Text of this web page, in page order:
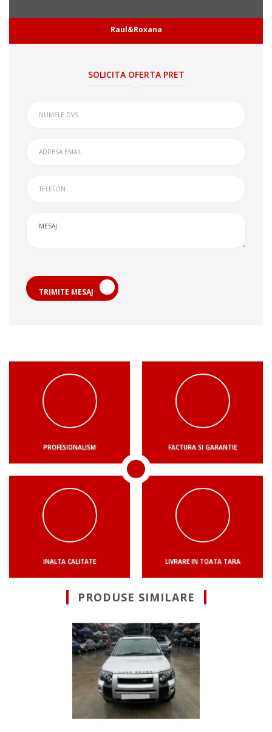
Raul&Roxana
SOLICITA OFERTA PRET
TRIMITE MESAJ
PROFESIONALISM FACTURA SI GARANTIE
INALTA CALITATE LIVRARE IN TOATA TARA
PRODUSE SIMILARE
N/A ron TVA inclus
janta aliaj Land Rover
Freelander (LN) 1998-2006/10